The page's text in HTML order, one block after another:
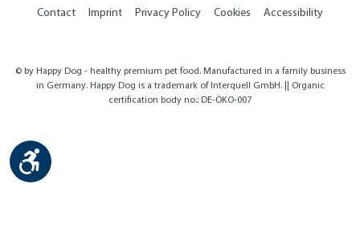
Contact Imprint Privacy Policy Cookies Accessibility
© by Happy Dog - healthy premium pet food. Manufactured in a family business
in Germany. Happy Dog is a trademark of Interquell GmbH. || Organic
certification body no.: DE-ÖKO-007
Show toolbar